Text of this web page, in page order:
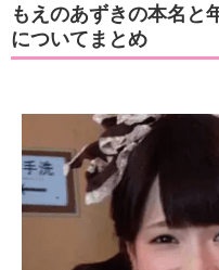
もえのあずきの本名と
についてまとめ